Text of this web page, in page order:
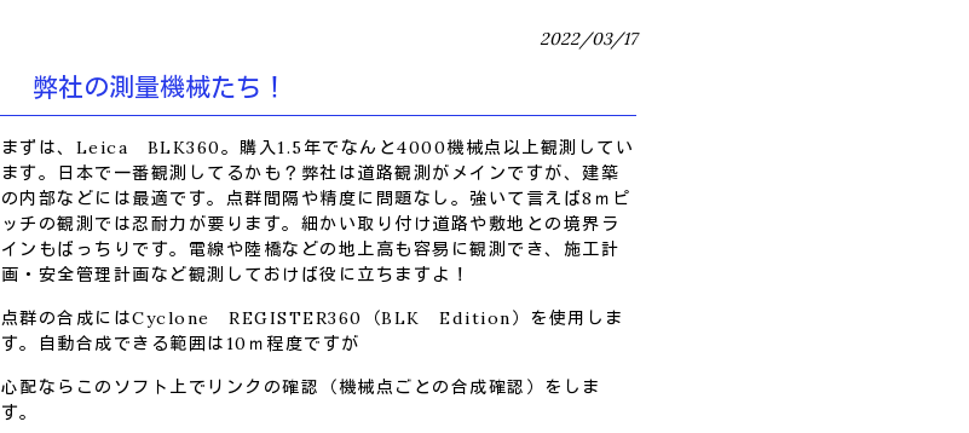
2022/03/17
弊社の測量機械たち！
まずは、Leica BLK360。購入1.5年でなんと4000機械点以上観測してい
ます。日本で一番観測してるかも？弊社は道路観測がメインですが、建築
の内部などには最適です。点群間隔や精度に問題なし。強いて言えば8ｍピ
ッチの観測では忍耐力が要ります。細かい取り付け道路や敷地との境界ラ
インもばっちりです。電線や陸橋などの地上高も容易に観測でき、施工計
画・安全管理計画など観測しておけば役に立ちますよ！
点群の合成にはCyclone REGISTER360（BLK Edition）を使用しま
す。自動合成できる範囲は10ｍ程度ですが
心配ならこのソフト上でリンクの確認（機械点ごとの合成確認）をしま
す。